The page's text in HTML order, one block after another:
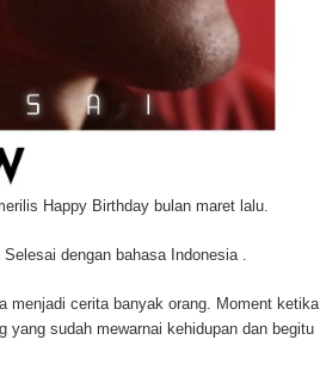
Happy Birthday bulan maret lalu.
dengan bahasa Indonesia .
menjadi cerita banyak orang. Moment ketika
yang sudah mewarnai kehidupan dan begitu